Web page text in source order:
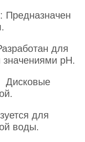
: Предназначен
для
pH.
Дисковые
для
воды.